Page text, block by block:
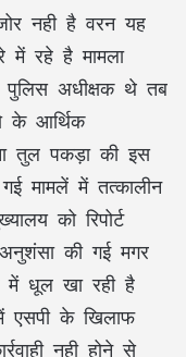
नही है वरन यह
रहे है मामला
अधीक्षक थे तब
के आर्थिक
तुल पकड़ा की इस
मामलें में तत्कालीन
को रिपोर्ट
की गई मगर
धूल खा रही है
एसपी के खिलाफ